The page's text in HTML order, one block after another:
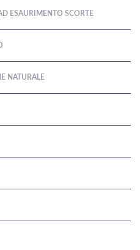
ESAURIMENTO SCORTE
NATURALE